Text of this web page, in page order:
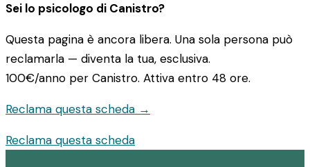
Sei lo psicologo di Canistro?
Questa pagina è ancora libera. Una sola persona può
reclamarla — diventa la tua, esclusiva.
100€/anno per Canistro. Attiva entro 48 ore.
Reclama questa scheda →
Reclama questa scheda